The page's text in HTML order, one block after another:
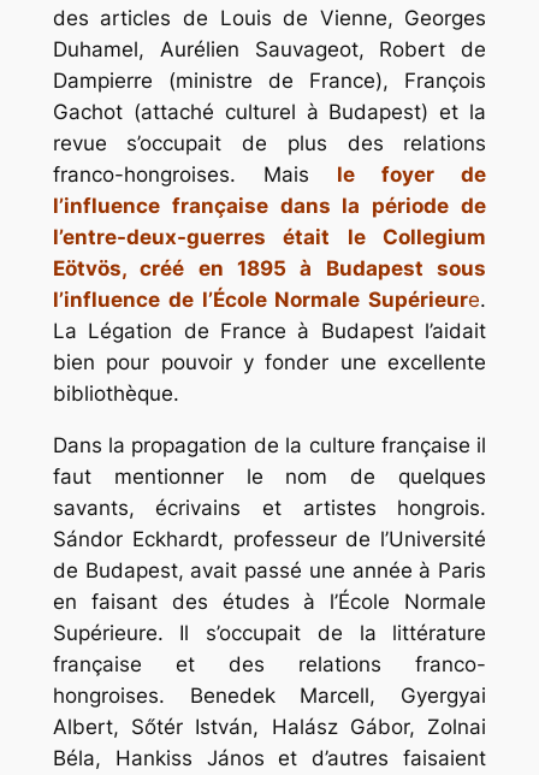
des articles de Louis de Vienne, Georges
Duhamel, Aurélien Sauvageot, Robert de
Dampierre (ministre de France), François
Gachot (attaché culturel à Budapest) et la
revue s’occupait de plus des relations
franco-hongroises. Mais le foyer de
l’influence française dans la période de
l’entre-deux-guerres était le Collegium
Eötvös, créé en 1895 à Budapest sous
l’influence de l’École Normale Supérieure.
La Légation de France à Budapest l’aidait
bien pour pouvoir y fonder une excellente
bibliothèque.
Dans la propagation de la culture française il
faut mentionner le nom de quelques
savants, écrivains et artistes hongrois.
Sándor Eckhardt, professeur de l’Université
de Budapest, avait passé une année à Paris
en faisant des études à l’École Normale
Supérieure. Il s’occupait de la littérature
française et des relations franco-
hongroises. Benedek Marcell, Gyergyai
Albert, Sőtér István, Halász Gábor, Zolnai
Béla, Hankiss János et d’autres faisaient